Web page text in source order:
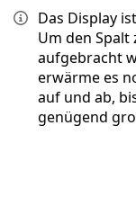
Das Display
Um den
aufgebracht
erwärme es
auf und ab,
genügend